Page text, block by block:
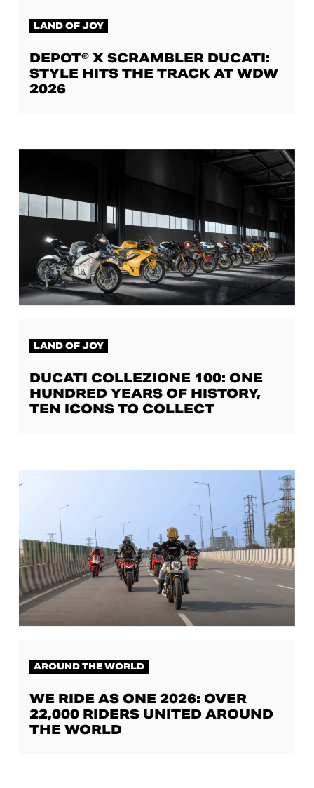
LAND OF JOY
DEPOT® X SCRAMBLER DUCATI:
STYLE HITS THE TRACK AT WDW
2026
LAND OF JOY
DUCATI COLLEZIONE 100: ONE
HUNDRED YEARS OF HISTORY,
TEN ICONS TO COLLECT
AROUND THE WORLD
WE RIDE AS ONE 2026: OVER
22,000 RIDERS UNITED AROUND
THE WORLD